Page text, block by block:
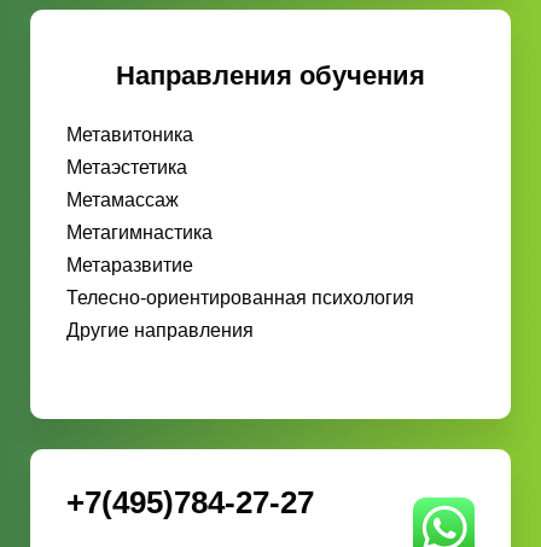
Направления обучения
Метавитоника
Метаэстетика
Метамассаж
Метагимнастика
Метаразвитие
Телесно-ориентированная психология
Другие направления
+7(495)784-27-27